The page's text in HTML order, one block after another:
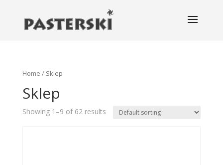
Home / Sklep
Sklep
Showing 1–9 of 62 results